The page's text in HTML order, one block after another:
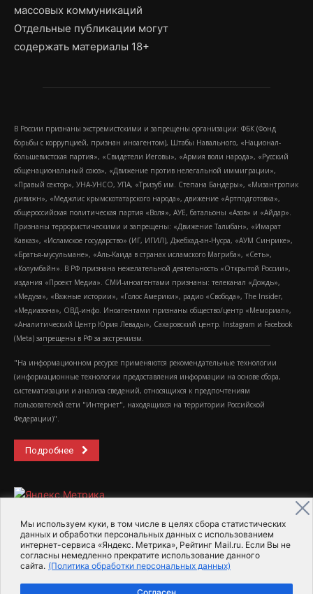
Мы используем куки, в том числе в целях сбора статистических
данных и обработки персональных данных с использованием
интернет-сервиса «Яндекс. Метрика», Рейтинг Mail.ru. Если Вы не
согласны немедленно прекратите использование данного
сайта. (Политика обработки персональных данных)
Согласен
массовых коммуникаций
Отдельные публикации могут
содержать материалы 18+
В России признаны экстремистскими и запрещены организации: ФБК (Фонд
борьбы с коррупцией, признан иноагентом), Штабы Навального, «Национал-
большевистская партия», «Свидетели Иеговы», «Армия воли народа», «Русский
общенациональный союз», «Движение против нелегальной иммиграции»,
«Правый сектор», УНА-УНСО, УПА, «Тризуб им. Степана Бандеры», «Мизантропик
дивижн», «Меджлис крымскотатарского народа», движение «Артподготовка»,
общероссийская политическая партия «Воля», АУЕ, батальоны «Азов» и «Айдар».
Признаны террористическими и запрещены: «Движение Талибан», «Имарат
Кавказ», «Исламское государство» (ИГ, ИГИЛ), Джебхад-ан-Нусра, «АУМ Синрике»,
«Братья-мусульмане», «Аль-Каида в странах исламского Магриба», «Сеть»,
«Колумбайн». В РФ признана нежелательной деятельность «Открытой России»,
издания «Проект Медиа». СМИ-иноагентами признаны: телеканал «Дождь»,
«Медуза», «Важные истории», «Голос Америки», радио «Свобода», The Insider,
«Медиазона», ОВД-инфо. Иноагентами признаны общество/центр «Мемориал»,
«Аналитический Центр Юрия Левады», Сахаровский центр. Instagram и Facebook
(Metа) запрещены в РФ за экстремизм.
"На информационном ресурсе применяются рекомендательные технологии
(информационные технологии предоставления информации на основе сбора,
систематизации и анализа сведений, относящихся к предпочтениям
пользователей сети "Интернет", находящихся на территории Российской
Федерации)".
Подробнее
2015-2026- Информационное агентство МедиаПоток
Для справки Об издании
Пользовательское соглашение